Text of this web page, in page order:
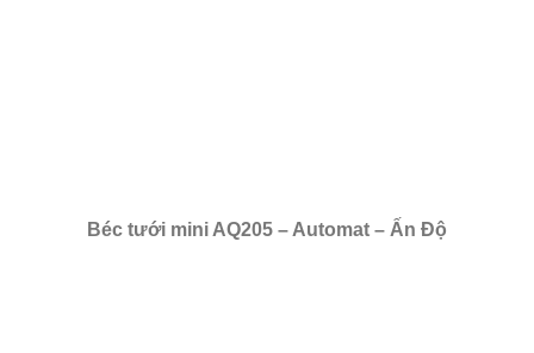
Béc tưới mini AQ205 – Automat – Ấn Độ